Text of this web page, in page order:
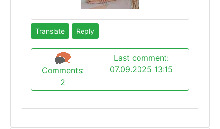
Translate Reply
Comments:
2
Last comment:
07.09.2025 13:15